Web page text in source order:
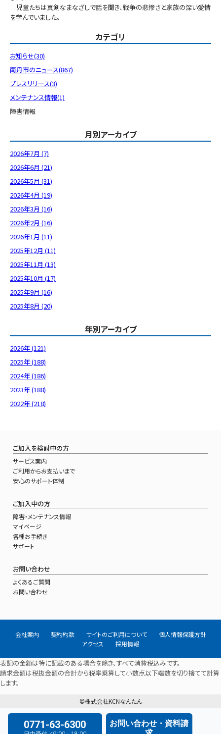
児童たちは真剣なまなざしで話を聞き、戦争の悲惨さと家族の深い愛情
を学んでいました。
カテゴリ
お知らせ(30)
南丹市のニュース(867)
プレスリリース(3)
メンテナンス情報(1)
障害情報
月別アーカイブ
2026年7月 (7)
2026年6月 (21)
2026年5月 (31)
2026年4月 (19)
2026年3月 (16)
2026年2月 (16)
2026年1月 (11)
2025年12月 (11)
2025年11月 (13)
2025年10月 (17)
2025年9月 (16)
2025年8月 (20)
年別アーカイブ
2026年 (121)
2025年 (188)
2024年 (186)
2023年 (188)
2022年 (218)
ご加入を検討中の方
サービス案内
ご利用からお支払いまで
安心のサポート体制
ご加入中の方
障害・メンテナンス情報
マイページ
各種お手続き
サポート
お問い合わせ
よくあるご質問
お問い合わせ
会社案内 契約約款 サイトのご利用について
個人情報保護方針
アクセス
採用情報
記の金額は特に記載のある場合を除き、すべて消費税込みです。
請求金額は税抜金額の合計から税率乗算して小数点以下端数を切り捨てて計算
します。
©株式会社KCNなんたん
0771-63-6300
お問い合わせ・資料請